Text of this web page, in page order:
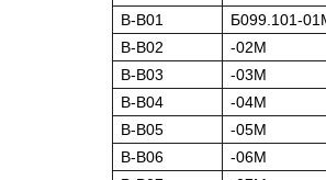
В-В01
Б099.101-
В-В02
-02М
В-В03
-03М
В-В04
-04М
В-В05
-05М
В-В06
-06М